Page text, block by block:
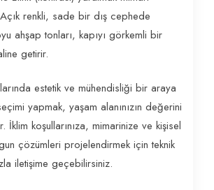
renkli, sade bir dış cephede
ahşap tonları, kapıyı görkemli bir
getirir.
estetik ve mühendisliği bir araya
yapmak, yaşam alanınızın değerini
İklim koşullarınıza, mimarinize ve kişisel
çözümleri projelendirmek için teknik
iletişime geçebilirsiniz.